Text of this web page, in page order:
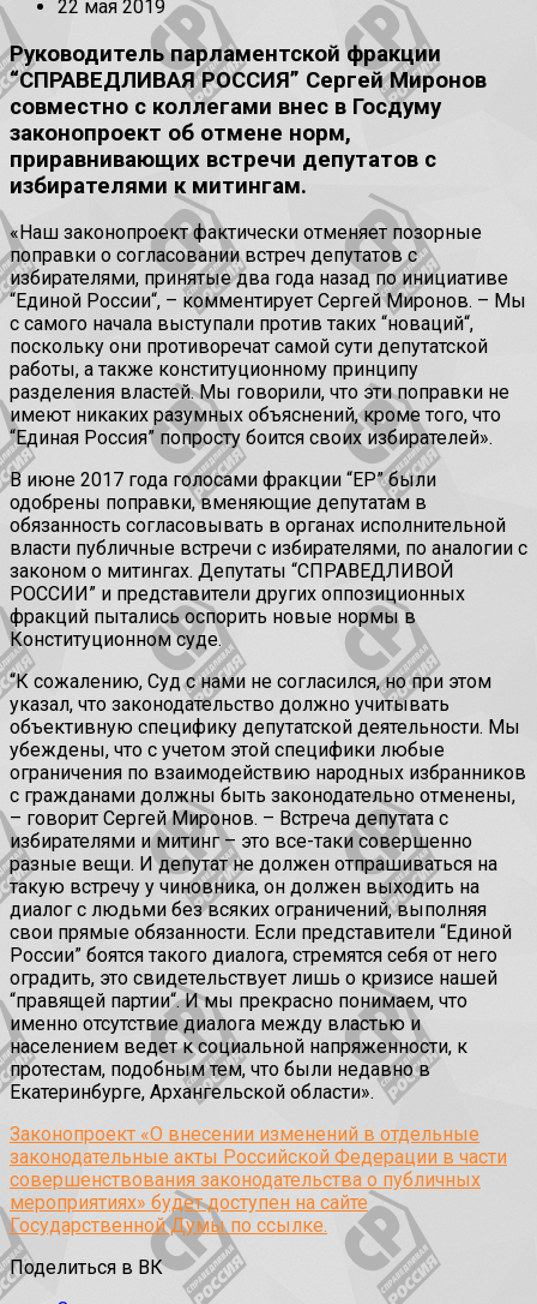
22 мая 2019
Руководитель парламентской фракции
“СПРАВЕДЛИВАЯ РОССИЯ” Сергей Миронов
совместно с коллегами внес в Госдуму
законопроект об отмене норм,
приравнивающих встречи депутатов с
избирателями к митингам.
«Наш законопроект фактически отменяет позорные
поправки о согласовании встреч депутатов с
избирателями, принятые два года назад по инициативе
“Единой России“, – комментирует Сергей Миронов. – Мы
с самого начала выступали против таких “новаций“,
поскольку они противоречат самой сути депутатской
работы, а также конституционному принципу
разделения властей. Мы говорили, что эти поправки не
имеют никаких разумных объяснений, кроме того, что
“Единая Россия” попросту боится своих избирателей».
В июне 2017 года голосами фракции “ЕР” были
одобрены поправки, вменяющие депутатам в
обязанность согласовывать в органах исполнительной
власти публичные встречи с избирателями, по аналогии с
законом о митингах. Депутаты “СПРАВЕДЛИВОЙ
РОССИИ” и представители других оппозиционных
фракций пытались оспорить новые нормы в
Конституционном суде.
“К сожалению, Суд с нами не согласился, но при этом
указал, что законодательство должно учитывать
объективную специфику депутатской деятельности. Мы
убеждены, что с учетом этой специфики любые
ограничения по взаимодействию народных избранников
с гражданами должны быть законодательно отменены,
– говорит Сергей Миронов. – Встреча депутата с
избирателями и митинг – это все-таки совершенно
разные вещи. И депутат не должен отпрашиваться на
такую встречу у чиновника, он должен выходить на
диалог с людьми без всяких ограничений, выполняя
свои прямые обязанности. Если представители “Единой
России” боятся такого диалога, стремятся себя от него
оградить, это свидетельствует лишь о кризисе нашей
“правящей партии“. И мы прекрасно понимаем, что
именно отсутствие диалога между властью и
населением ведет к социальной напряженности, к
протестам, подобным тем, что были недавно в
Екатеринбурге, Архангельской области».
Законопроект «О внесении изменений в отдельные
законодательные акты Российской Федерации в части
совершенствования законодательства о публичных
мероприятиях» будет доступен на сайте
Государственной Думы по ссылке.
Поделиться в ВК